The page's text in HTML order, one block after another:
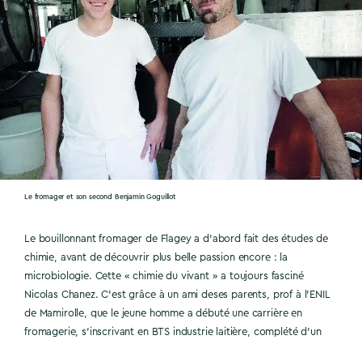
Le fromager et son second Benjamin Goguillot
Le bouillonnant fromager de Flagey a d’abord fait des études de
chimie, avant de découvrir plus belle passion encore : la
microbiologie. Cette « chimie du vivant » a toujours fasciné
Nicolas Chanez. C’est grâce à un ami deses parents, prof à l’ENIL
de Mamirolle, que le jeune homme a débuté une carrière en
fromagerie, s’inscrivant en BTS industrie laitière, complété d’un